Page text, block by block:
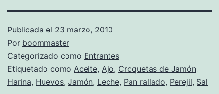
Publicada el 23 marzo, 2010
Por boommaster
Categorizado como Entrantes
Etiquetado como Aceite, Ajo, Croquetas de Jamón,
Harina, Huevos, Jamón, Leche, Pan rallado, Perejil, Sal